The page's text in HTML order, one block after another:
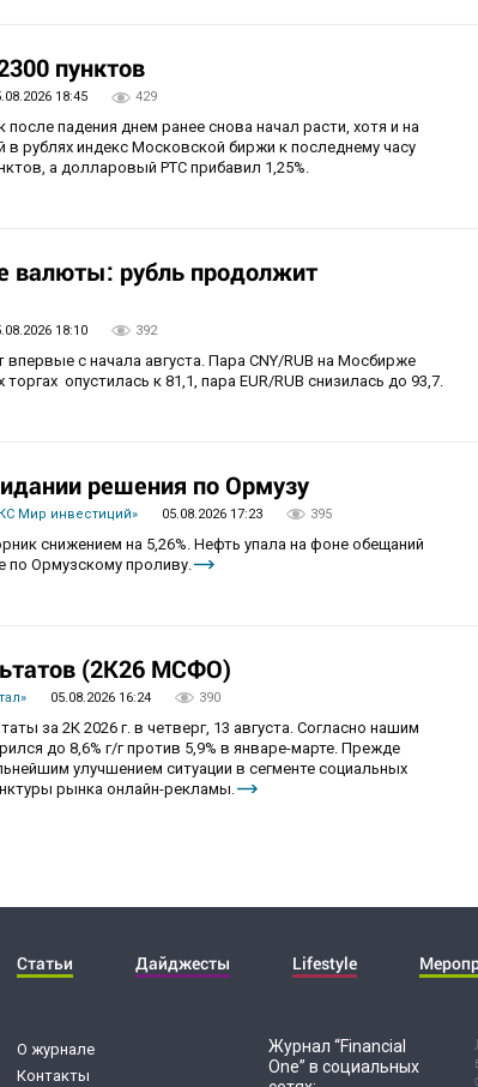
пунктов
18:45 429
падения днем ранее снова начал расти, хотя и на
рублях индекс Московской биржи к последнему часу
а долларовый РТС прибавил 1,25%.
валюты: рубль продолжит
18:10 392
впервые с начала августа. Пара CNY/RUB на Мосбирже
опустилась к 81,1, пара EUR/RUB снизилась до 93,7.
решения по Ормузу
Мир инвестиций» 05.08.2026 17:23 395
снижением на 5,26%. Нефть упала на фоне обещаний
Ормузскому проливу.
(2К26 МСФО)
05.08.2026 16:24 390
за 2К 2026 г. в четверг, 13 августа. Согласно нашим
до 8,6% г/г против 5,9% в январе-марте. Прежде
улучшением ситуации в сегменте социальных
рынка онлайн-рекламы.
Статьи Дайджесты Lifestyle
О журнале
Контакты
Журнал “Financial
One” в социальных